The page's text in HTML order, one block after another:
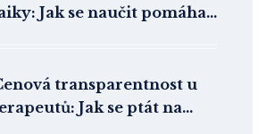
Jak se naučit pomáhat
transparentnost u
Jak se ptát na